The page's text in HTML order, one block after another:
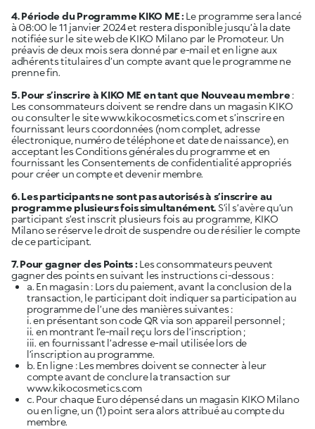
4. Période du Programme KIKO ME : Le programme sera lancé
à 08:00 le 11 janvier 2024 et restera disponible jusqu’à la date
notifiée sur le site web de KIKO Milano par le Promoteur. Un
préavis de deux mois sera donné par e-mail et en ligne aux
adhérents titulaires d’un compte avant que le programme ne
prenne fin.
5. Pour s’inscrire à KIKO ME en tant que Nouveau membre:
Les consommateurs doivent se rendre dans un magasin KIKO
ou consulter le sitewww.kikocosmetics.comet s’inscrire en
fournissant leurs coordonnées (nom complet, adresse
électronique, numéro de téléphone et date de naissance), en
acceptant les Conditions générales du programme et en
fournissant les Consentements de confidentialité appropriés
pour créer un compte et devenir membre.
6. Les participants ne sont pas autorisés à s’inscrire au
programme plusieurs fois simultanément. S’il s’avère qu’un
participant s’est inscrit plusieurs fois au programme, KIKO
Milano se réserve le droit de suspendre ou de résilier le compte
de ce participant.
7. Pour gagner des Points : Les consommateurs peuvent
gagner des points en suivant les instructions ci-dessous :
a. En magasin : Lors du paiement, avant la conclusion de la
transaction, le participant doit indiquer sa participation au
programme de l’une des manières suivantes :
i. en présentant son code QR via son appareil personnel ;
ii. en montrant l’e-mail reçu lors de l’inscription ;
iii. en fournissant l’adresse e-mail utilisée lors de
l’inscription au programme.
b. En ligne : Les membres doivent se connecter à leur
compte avant de conclure la transaction sur
www.kikocosmetics.com
c. Pour chaque Euro dépensé dans un magasin KIKO Milano
ou en ligne, un (1) point sera alors attribué au compte du
membre.